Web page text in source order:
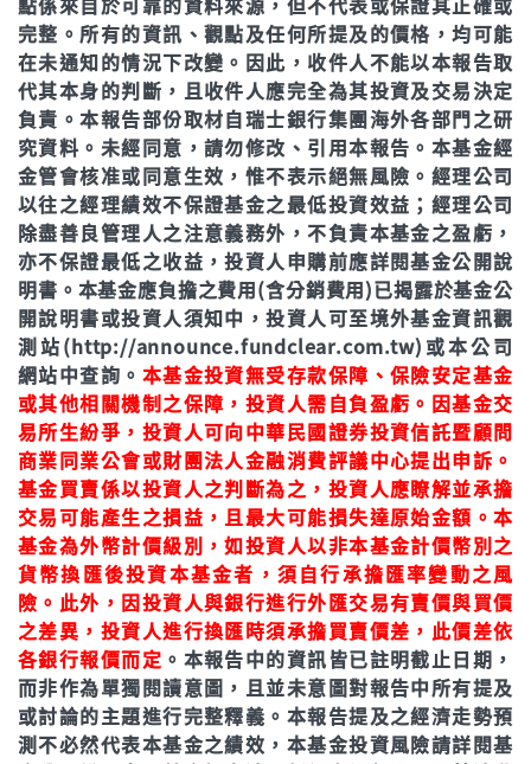
完整。所有的資訊、觀點及任何所提及的價格，均可能
在未通知的情況下改變。因此，收件人不能以本報告取
代其本身的判斷，且收件人應完全為其投資及交易決定
負責。本報告部份取材自瑞士銀行集團海外各部門之研
究資料。未經同意，請勿修改、引用本報告。本基金經
金管會核准或同意生效，惟不表示絕無風險。經理公司
以往之經理績效不保證基金之最低投資效益；經理公司
除盡善良管理人之注意義務外，不負責本基金之盈虧，
亦不保證最低之收益，投資人申購前應詳閱基金公開說
明書。本基金應負擔之費用(含分銷費用)已揭露於基金公
開說明書或投資人須知中，投資人可至境外基金資訊觀
測站(http://announce.fundclear.com.tw)或本公司
網站中查詢。 本基金投資無受存款保障、保險安定基金
或其他相關機制之保障，投資人需自負盈虧。因基金交
易所生紛爭，投資人可向中華民國證券投資信託暨顧問
商業同業公會或財團法人金融消費評議中心提出申訴。
基金買賣係以投資人之判斷為之，投資人應瞭解並承擔
交易可能產生之損益，且最大可能損失達原始金額。本
基金為外幣計價級別，如投資人以非本基金計價幣別之
貨幣換匯後投資本基金者，須自行承擔匯率變動之風
險。此外，因投資人與銀行進行外匯交易有賣價與買價
之差異，投資人進行換匯時須承擔買賣價差，此價差依
各銀行報價而定 。本報告中的資訊皆已註明截止日期，
而非作為單獨閱讀意圖，且並未意圖對報告中所有提及
或討論的主題進行完整釋義。本報告提及之經濟走勢預
測不必然代表本基金之績效，本基金投資風險請詳閱基